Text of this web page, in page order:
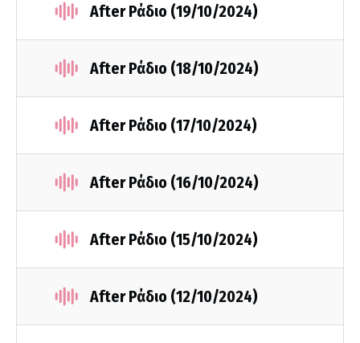
After Ράδιο (19/10/2024)
After Ράδιο (18/10/2024)
After Ράδιο (17/10/2024)
After Ράδιο (16/10/2024)
After Ράδιο (15/10/2024)
After Ράδιο (12/10/2024)